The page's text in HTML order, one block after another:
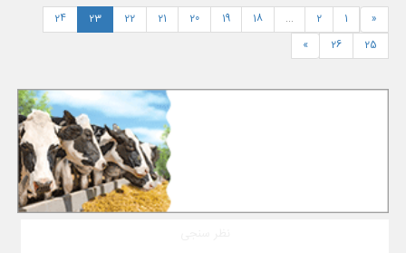
«
1
2
...
18
19
20
21
22
23
24
25
26
»